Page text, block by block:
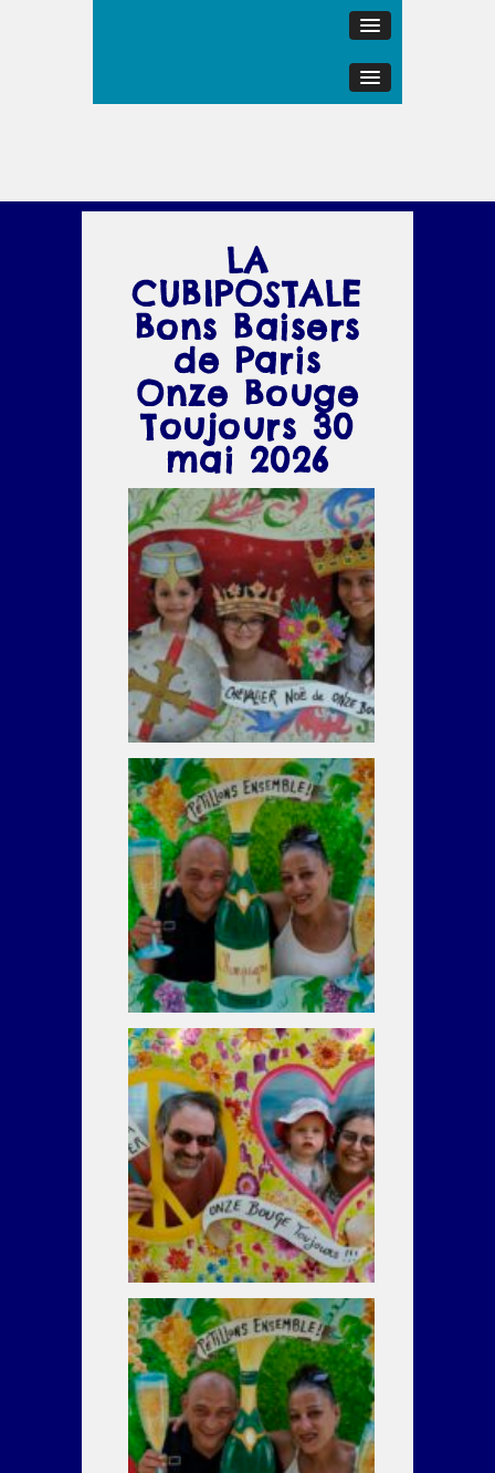
LA
CUBIPOSTALE
Bons Baisers
de Paris
Onze Bouge
Toujours 30
mai 2026